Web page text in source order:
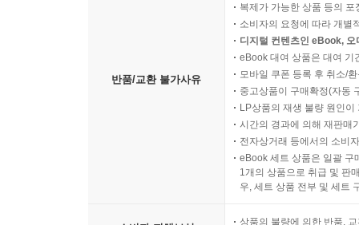
반품/교환 불가사유
복제가 가능한 상품 등의
소비자의 요청에 따라 개별
디지털 컨텐츠인 eBook,
eBook 대여 상품은 대여 기
모바일 쿠폰 등록 후 취소/
중고상품이 구매확정(자동
LP상품의 재생 불량 원인
시간의 경과에 의해 재판매
전자상거래 등에서의 소비
eBook 세트 상품은 일괄 구
1개의 상품으로 취급 및 판
우, 세트 상품 전부 및 세트
상품의 불량에 의한 반품,